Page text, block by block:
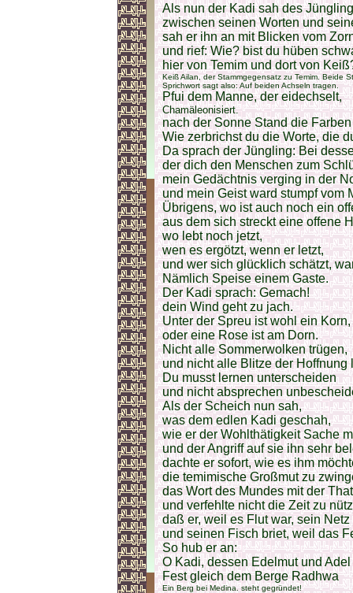
Als nun der Kadi sah des
zwischen seinen Worten und
sah er ihn an mit Blicken vom
und rief: Wie? bist du hüben
hier von Temim und dort von
Keiß Ailan, der Stammgegensatz zu Temim. Beide
Sprichwort sagt also: Auf beiden Achseln tragen.
Pfui dem Manne, der eidechselt,
Chamäleonisiert.
nach der Sonne Stand die
Wie zerbrichst du die Worte, die
Da sprach der Jüngling: Bei
der dich den Menschen zum
mein Gedächtnis verging in der
und mein Geist ward stumpf vom
Übrigens, wo ist auch noch ein
aus dem sich streckt eine offene
wo lebt noch jetzt,
wen es ergötzt, wenn er letzt,
und wer sich glücklich schätzt,
Nämlich Speise einem Gaste.
Der Kadi sprach: Gemach!
dein Wind geht zu jach.
Unter der Spreu ist wohl ein Korn,
oder eine Rose ist am Dorn.
Nicht alle Sommerwolken trügen,
und nicht alle Blitze der Hoffnung
Du musst lernen unterscheiden
und nicht absprechen
Als der Scheich nun sah,
was dem edlen Kadi geschah,
wie er der Wohlthätigkeit Sache
und der Angriff auf sie ihn sehr
dachte er sofort, wie es ihm
die temimische Großmut zu
das Wort des Mundes mit der
und verfehlte nicht die Zeit zu
daß er, weil es Flut war, sein
und seinen Fisch briet, weil das
So hub er an:
O Kadi, dessen Edelmut und Adel
Fest gleich dem Berge Radhwa
Ein Berg bei Medina. steht gegründet!